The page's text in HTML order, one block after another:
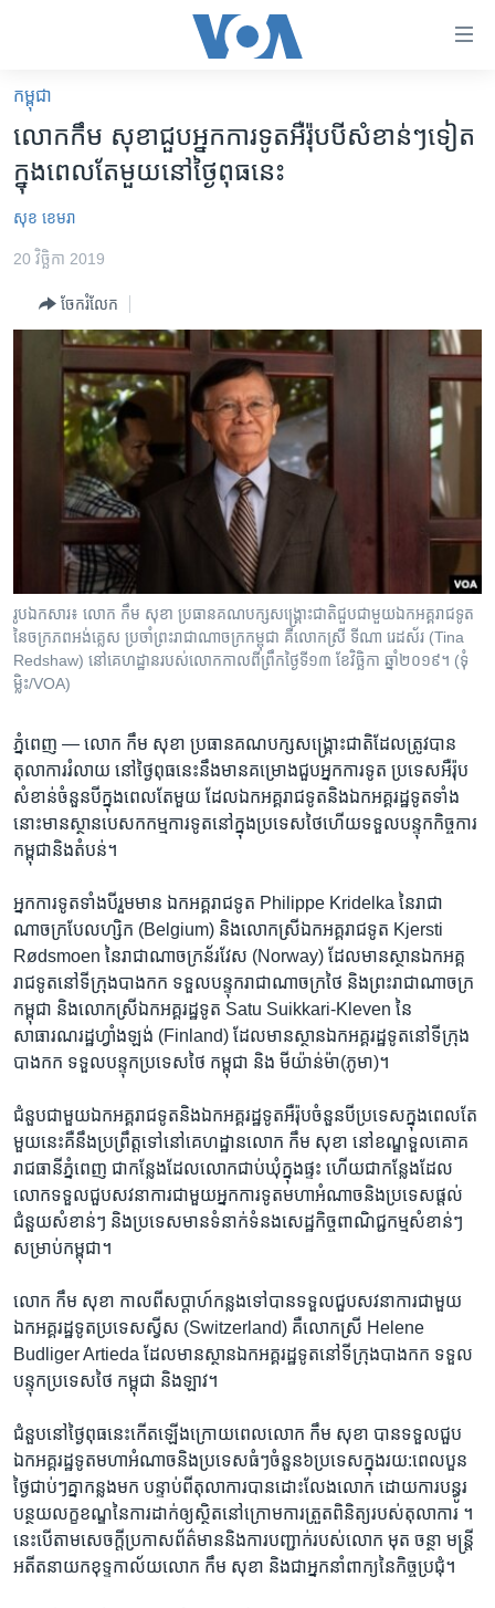
គេហទំព័រ​
ទាក់ទង
និង​
ទំព័រ​
ទៅ​
កាន់​
ទំព័រ​
រក
កម្ពុជា
អាមេរិក
ហេឡូវីអូអេ
កម្ពុជាច្នៃប្រតិដ្ឋ
ព្រឹត្តិការណ៍ព័ត៌មាន
ទូរទស្សន៍ / វីដេអូ​
វិទ្យុ / ផតខាសថ៍
កម្មវិធីទាំងអស់
បណ្តាញ​សង្គម
ភាសា
កម្ពុជា
លោក​កឹម សុខា​ជួប​អ្នក​ការទូត​អឺរ៉ុប​បី​សំខាន់ៗ​ទៀត​​
ក្នុង​ពេល​តែ​មួយ​នៅ​ថ្ងៃ​​ពុធ​នេះ
សុខ ខេមរា
20 វិច្ឆិកា 2019
ចែករំលែក
រូបឯកសារ៖ លោក កឹម សុខា ប្រធាន​គណបក្ស​សង្គ្រោះ​ជាតិ​ជួប​ជាមួយ​​ឯកអគ្គ​រាជទូត​
នៃចក្រភព​អង់គ្លេស ប្រចាំ​ព្រះរាជាណាចក្រ​កម្ពុជា គឺ​លោកស្រី ទីណា​ រេដស័រ​ (Tina
Redshaw)​ នៅ​គេហដ្ឋាន​របស់​លោក​កាលពី​ព្រឹក​ថ្ងៃទី​១៣ ខែវិច្ឆិកា ឆ្នាំ២០១៩។ (ទុំ
ម្លិះ/VOA)
ភ្នំពេញ — លោក កឹម សុខា ប្រធាន​គណបក្ស​សង្គ្រោះ​ជាតិ​ដែល​ត្រូវ​បាន​
តុលាការ​រំលាយ ​នៅ​ថ្ងៃ​ពុធ​នេះ​នឹង​មាន​គម្រោង​ជួប​អ្នក​ការ​ទូត​ ប្រទេស​អឺរ៉ុប​
សំខាន់​ចំនួន​បី​ក្នុង​ពេល​តែ​មួយ​ ដែល​ឯកអគ្គរាជទូត​និង​ឯកអគ្គរដ្ឋទូត​ទាំង​
នោះ​មាន​ស្ថាន​បេសកកម្ម​ការ​ទូត​នៅ​ក្នុង​ប្រទេស​ថៃ​ហេីយ​ទទួល​បន្ទុក​កិច្ចការ​
កម្ពុជា​និង​តំបន់។
អ្នក​ការទូត​ទាំង​បី​រួម​មាន​ ឯកអគ្គរាជទូត​ Philippe Kridelka នៃ​រាជា
ណាចក្រ​បែលហ្សិក (Belgium) និង​លោកស្រី​ឯកអគ្គរាជទូត​ Kjersti
Rødsmoen នៃ​រាជាណាចក្រ​ន័រវែស (Norway) ដែល​មាន​ស្ថាន​ឯកអគ្គ
រាជទូត​នៅ​ទី​ក្រុង​បាងកក ទទួល​បន្ទុក​រាជាណាចក្រ​ថៃ និង​ព្រះ​រាជាណាចក្រ​
កម្ពុជា និងលោកស្រី​ឯកអគ្គរដ្ឋ​ទូត Satu Suikkari-Kleven នៃ​
សាធារណរដ្ឋ​ហ្វាំងឡង់ (Finland) ដែល​មាន​ស្ថាន​ឯកអគ្គរដ្ឋទូត​នៅ​ទី​ក្រុង​
បាងកក ទទួល​បន្ទុកប្រទេស​ថៃ ​កម្ពុជា និង មីយ៉ាន់ម៉ា(ភូមា)។
ជំនួប​ជាមួយ​ឯកអគ្គរាជទូត​និង​ឯកអគ្គរដ្ឋទូត​អឺរ៉ុប​ចំនួន​បី​ប្រទេស​ក្នុង​ពេល​តែ​
មួយ​នេះ​គឺ​នឹង​ប្រព្រឹត្ត​ទៅ​នៅ​គេហដ្ឋាន​លោក កឹម​ សុខា នៅ​ខណ្ឌ​ទួលគោគ​
រាជធានី​ភ្នំពេញ​ ជា​កន្លែង​ដែល​លោក​ជាប់​ឃុំ​ក្នុង​ផ្ទះ​ ហេីយ​ជា​កន្លែង​ដែល​
លោក​ទទួល​ជួប​សវនាការ​ជាមួយ​អ្នក​ការ​ទូត​មហាអំណាច​និង​ប្រទេស​ផ្តល់​
ជំនួយ​សំខាន់ៗ​ និង​ប្រទេស​មាន​ទំនាក់ទំនង​សេដ្ឋកិច្ច​ពាណិជ្ជកម្ម​សំខាន់ៗ​
សម្រាប់​កម្ពុជា។
លោក ​កឹម​ សុខា ​កាល​ពី​សប្តាហ៍​កន្លង​ទៅ​បាន​ទទួល​ជួប​សវនាការ​ជាមួយ​
ឯកអគ្គរដ្ឋទូត​ប្រទេស​ស្វីស (Switzerland) គឺ​លោកស្រី Helene
Budliger Artieda ដែល​មាន​ស្ថាន​ឯកអគ្គរដ្ឋទូត​នៅ​ទីក្រុង​បាងកក ទទួល​
បន្ទុកប្រទេស​ថៃ កម្ពុជា និង​ឡាវ។
ជំនួប​នៅ​ថ្ងៃ​ពុធ​នេះ​កេីត​ឡេីង​ក្រោយ​ពេល​លោក​ កឹម សុខា បាន​ទទួល​ជួប​
ឯកអគ្គរដ្ឋទូត​មហាអំណាច​និង​ប្រទេស​ធំៗ​ចំនួន៦​ប្រទេស​ក្នុង​រយ:​ពេល​បួន​
ថ្ងៃ​ជាប់ៗគ្នា​កន្លង​មក បន្ទាប់​ពី​តុលាការ​បាន​ដោះលែង​លោក​ ដោយ​ការ​បន្ធូរ
បន្ថយ​លក្ខខណ្ឌ​នៃ​ការ​ដាក់​ឲ្យ​ស្ថិត​នៅ​ក្រោម​ការ​ត្រួត​ពិនិត្យ​របស់​តុលាការ ។
នេះ​បេី​តាម​សេចក្តី​ប្រកាស​ព័ត៌មាន​និង​ការ​បញ្ជាក់​របស់​លោក មុត ចន្ថា មន្ត្រី​
អតីត​នាយក​ខុទ្ទកាល័យ​លោក កឹម សុខា និងជា​អ្នក​នាំ​ពាក្យ​នៃ​កិច្ចប្រជុំ។